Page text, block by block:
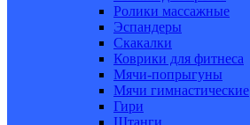
Ролики массажные
Эспандеры
Скакалки
Коврики для фитнеса
Мячи-попрыгуны
Мячи гимнастические
Гири
Штанги